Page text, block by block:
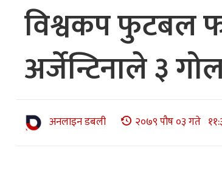
विश्वकप फुटबल
अर्जेन्टिनाले ३
अनलाइन डबली २०७९ पौष ०३ गते